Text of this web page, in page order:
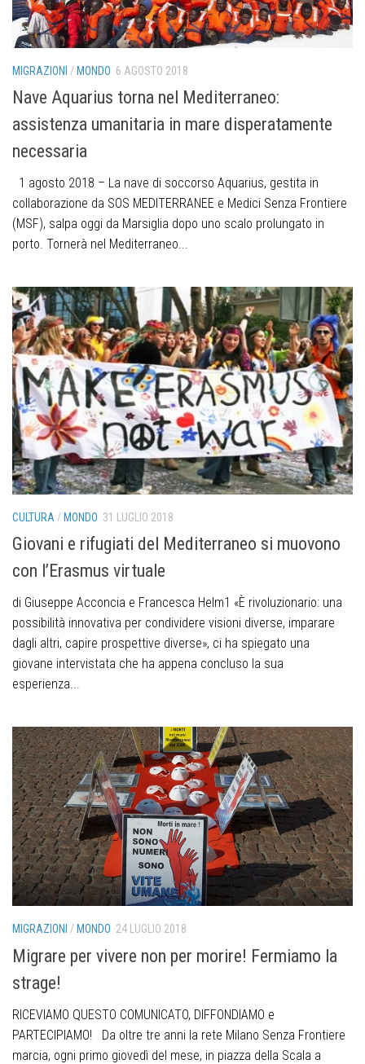
MIGRAZIONI / MONDO 6 AGOSTO 2018
Nave Aquarius torna nel Mediterraneo:
assistenza umanitaria in mare disperatamente
necessaria
1 agosto 2018 – La nave di soccorso Aquarius, gestita in
collaborazione da SOS MEDITERRANEE e Medici Senza Frontiere
(MSF), salpa oggi da Marsiglia dopo uno scalo prolungato in
porto. Tornerà nel Mediterraneo...
CULTURA/ MONDO 31 LUGLIO 2018
Giovani e rifugiati del Mediterraneo si muovono
con l’Erasmus virtuale
di Giuseppe Acconcia e Francesca Helm1 «È rivoluzionario: una
possibilità innovativa per condividere visioni diverse, imparare
dagli altri, capire prospettive diverse», ci ha spiegato una
giovane intervistata che ha appena concluso la sua
esperienza...
MIGRAZIONI / MONDO 24 LUGLIO 2018
Migrare per vivere non per morire! Fermiamo la
strage!
RICEVIAMO QUESTO COMUNICATO, DIFFONDIAMO e
PARTECIPIAMO! Da oltre tre anni la rete Milano Senza Frontiere
marcia, ogni primo giovedì del mese, in piazza della Scala a